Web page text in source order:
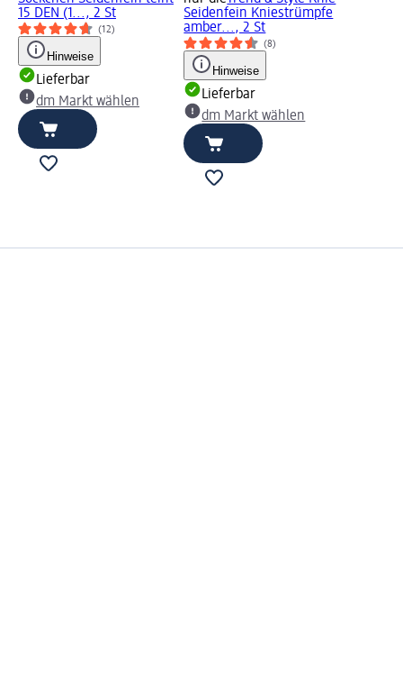
15 DEN (1..., 2 St
(12)
Hinweise
Lieferbar
dm Markt wählen
Seidenfein Kniestrümpfe
amber..., 2 St
(8)
Hinweise
Lieferbar
dm Markt wählen